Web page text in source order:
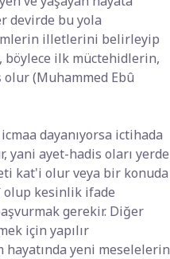
devirde bu yola
illetlerini belirleyip
böylece ilk müctehidlerin,
(Muhammed Ebû
dayanıyorsa ictihada
yani ayet-hadis oları yerde
kat'i olur veya bir konuda
olup kesinlik ifade
gerekir. Diğer
için yapılır
yeni meselelerin